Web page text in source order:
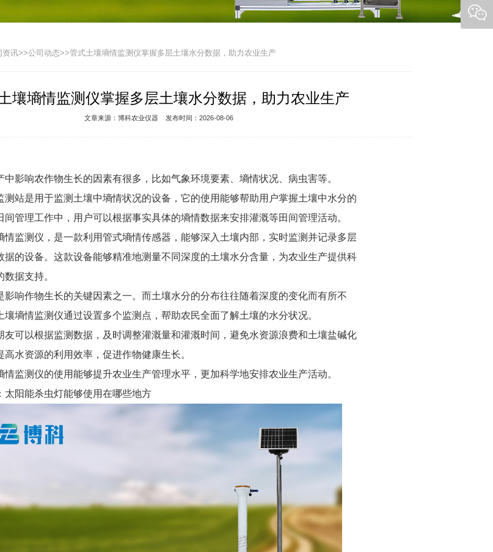
资讯>>公司动态>>管式土壤墒情监测仪掌握多层土壤水分数据，助力农业生产
壤墒情监测仪掌握多层土壤水分数据，助力农业生产
文章来源： 博科农业仪器 发布时间：2026-08-06
中影响农作物生长的因素有很多，比如气象环境要素、墒情状况、病虫害等。
测站是用于监测土壤中墒情状况的设备，它的使用能够帮助用户掌握土壤中水分的
间管理工作中，用户可以根据事实具体的墒情数据来安排灌溉等田间管理活动。
情监测仪 ，是一款利用管式墒情传感器， 能够深入土壤内部，实时监测并记录多层
据的设备。这款设备能够精准地测量不同深度的土壤水分含量，为农业生产提供科
据支持。
影响作物生长的关键因素之一。而土壤水分的分布往往随着深度的变化而有所不
壤墒情监测仪通过设置多个监测点，帮助农民全面了解土壤的水分状况。
友可以根据监测数据，及时调整灌溉量和灌溉时间，避免水资源浪费和土壤盐碱化
高水资源的利用效率，促进作物健康生长。
情监测仪的使用能够提升农业生产管理水平，更加科学地安排农业生产活动。
太阳能杀虫灯能够使用在哪些地方